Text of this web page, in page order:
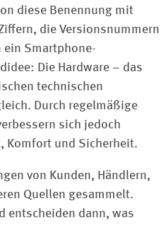
diese Benennung mit
die Versionsnummern
ein Smartphone-
Die Hardware – das
technischen
Durch regelmäßige
sich jedoch
Komfort und Sicherheit.
von Kunden, Händlern,
Quellen gesammelt.
entscheiden dann, was